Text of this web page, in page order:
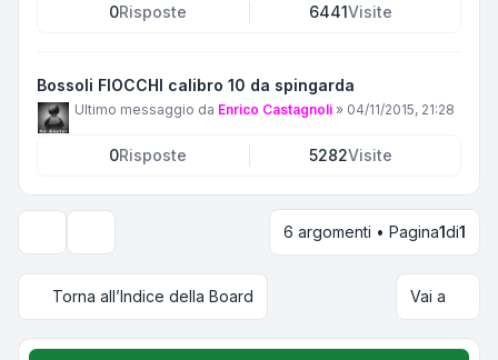
0Risposte 6441Visite
Bossoli FIOCCHI calibro 10 da spingarda
Ultimo messaggio da Enrico Castagnoli » 04/11/2015, 21:28
0Risposte 5282Visite
Opzioni di visualizzazione e ordinamento
6 argomenti • Pagina1di1
Torna all’Indice della Board Vai a